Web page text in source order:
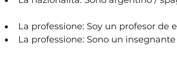
La professione: Soy un profesor de
La professione: Sono un